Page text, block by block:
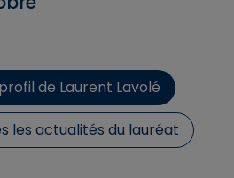
de Laurent Lavolé
les actualités du lauréat